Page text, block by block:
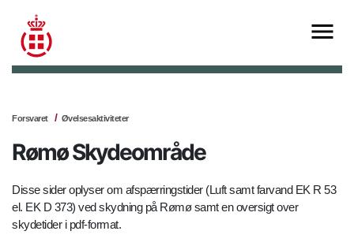
Forsvaret Øvelsesaktiviteter
Rømø Skydeområde
Disse sider oplyser om afspærringstider (Luft samt farvand EK R 53
el. EK D 373) ved skydning på Rømø samt en oversigt over
skydetider i pdf-format.